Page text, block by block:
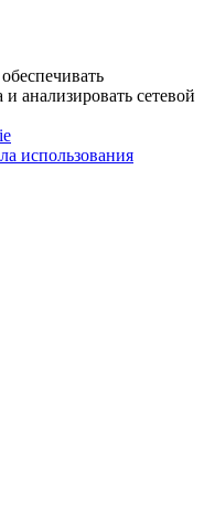
анализировать сетевой
использования